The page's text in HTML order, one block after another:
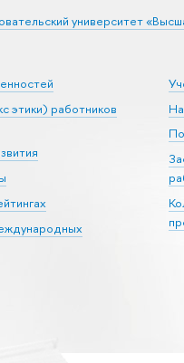
университет
этики) работников